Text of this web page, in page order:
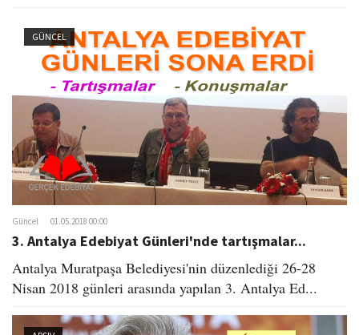
GÜNCEL
Güncel 01.05.2018 00:00
3. Antalya Edebiyat Günleri'nde tartışmalar...
Antalya Muratpaşa Belediyesi'nin düzenlediği 26-28
Nisan 2018 günleri arasında yapılan 3. Antalya Ed...